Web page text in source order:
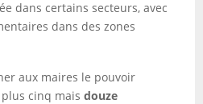
dans certains secteurs, avec
dans des zones
aux maires le pouvoir
cinq mais douze